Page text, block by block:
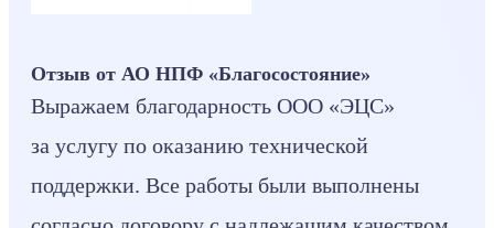
Отзыв от АО НПФ «Благосостояние»
Выражаем благодарность ООО «ЭЦС»
за услугу по оказанию технической
поддержки. Все работы были выполнены